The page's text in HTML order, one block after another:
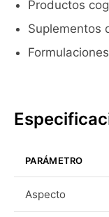
Productos
Suplementos
PARÁMETRO
Aspecto